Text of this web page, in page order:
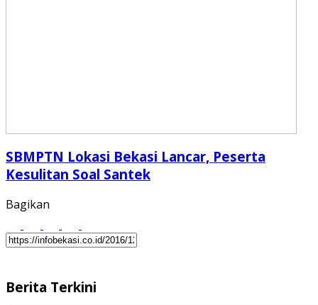
SBMPTN Lokasi Bekasi Lancar, Peserta
Kesulitan Soal Santek
Bagikan
Berita Terkini